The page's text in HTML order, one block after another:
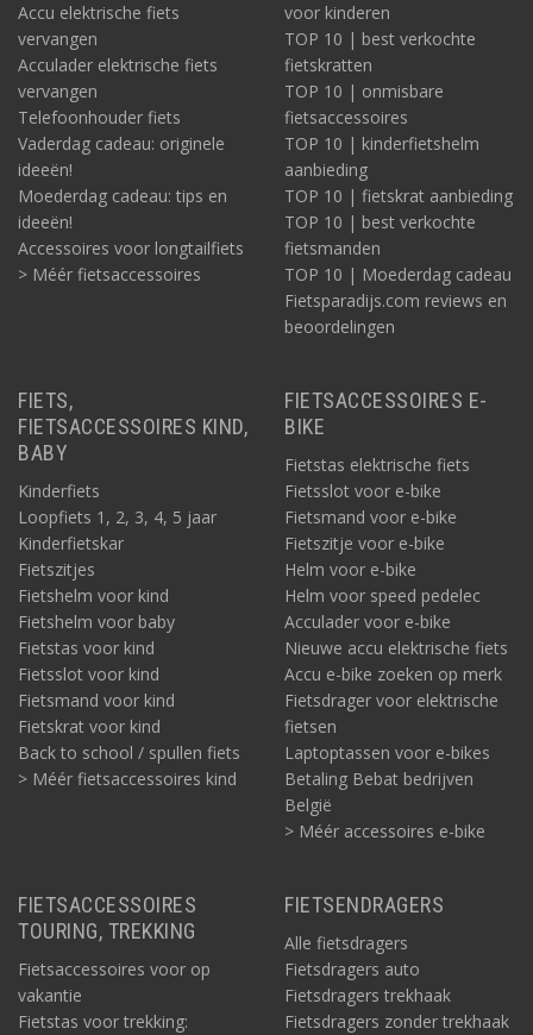
Accu elektrische fiets
vervangen
Acculader elektrische fiets
vervangen
Telefoonhouder fiets
Vaderdag cadeau: originele
ideeën!
Moederdag cadeau: tips en
ideeën!
Accessoires voor longtailfiets
> Méér fietsaccessoires
voor kinderen
TOP 10 | best verkochte
fietskratten
TOP 10 | onmisbare
fietsaccessoires
TOP 10 | kinderfietshelm
aanbieding
TOP 10 | fietskrat aanbieding
TOP 10 | best verkochte
fietsmanden
TOP 10 | Moederdag cadeau
Fietsparadijs.com reviews en
beoordelingen
FIETS,
FIETSACCESSOIRES KIND,
BABY
Kinderfiets
Loopfiets 1, 2, 3, 4, 5 jaar
Kinderfietskar
Fietszitjes
Fietshelm voor kind
Fietshelm voor baby
Fietstas voor kind
Fietsslot voor kind
Fietsmand voor kind
Fietskrat voor kind
Back to school / spullen fiets
> Méér fietsaccessoires kind
FIETSACCESSOIRES E-
BIKE
Fietstas elektrische fiets
Fietsslot voor e-bike
Fietsmand voor e-bike
Fietszitje voor e-bike
Helm voor e-bike
Helm voor speed pedelec
Acculader voor e-bike
Nieuwe accu elektrische fiets
Accu e-bike zoeken op merk
Fietsdrager voor elektrische
fietsen
Laptoptassen voor e-bikes
Betaling Bebat bedrijven
België
> Méér accessoires e-bike
FIETSACCESSOIRES
TOURING, TREKKING
Fietsaccessoires voor op
vakantie
Fietstas voor trekking:
FIETSENDRAGERS
Alle fietsdragers
Fietsdragers auto
Fietsdragers trekhaak
Fietsdragers zonder trekhaak